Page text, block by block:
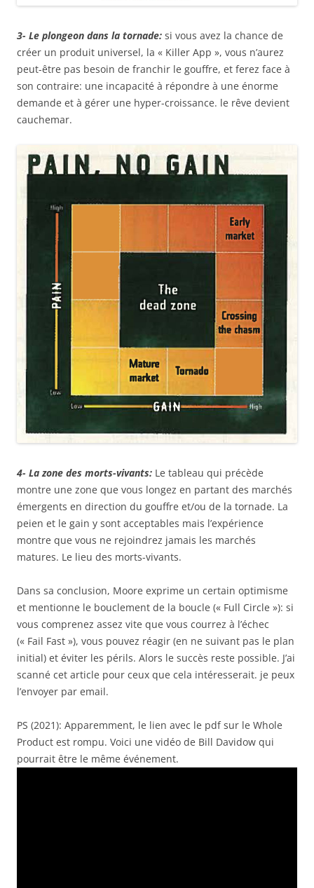
3- Le plongeon dans la tornade: si vous avez la chance de
créer un produit universel, la « Killer App », vous n’aurez
peut-être pas besoin de franchir le gouffre, et ferez face à
son contraire: une incapacité à répondre à une énorme
demande et à gérer une hyper-croissance. le rêve devient
cauchemar.
4- La zone des morts-vivants: Le tableau qui précède
montre une zone que vous longez en partant des marchés
émergents en direction du gouffre et/ou de la tornade. La
peien et le gain y sont acceptables mais l’expérience
montre que vous ne rejoindrez jamais les marchés
matures. Le lieu des morts-vivants.
Dans sa conclusion, Moore exprime un certain optimisme
et mentionne le bouclement de la boucle (« Full Circle »): si
vous comprenez assez vite que vous courrez à l’échec
(« Fail Fast »), vous pouvez réagir (en ne suivant pas le plan
initial) et éviter les périls. Alors le succès reste possible. J’ai
scanné cet article pour ceux que cela intéresserait. je peux
l’envoyer par email.
PS (2021): Apparemment, le lien avec le pdf sur le Whole
Product est rompu. Voici une vidéo de Bill Davidow qui
pourrait être le même événement.